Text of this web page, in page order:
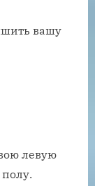
вашу
левую